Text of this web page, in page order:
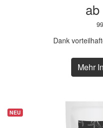
Dank
Mehr
NEU
NEU